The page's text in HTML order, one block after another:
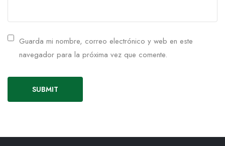
Guarda mi nombre, correo electrónico y web en este
navegador para la próxima vez que comente.